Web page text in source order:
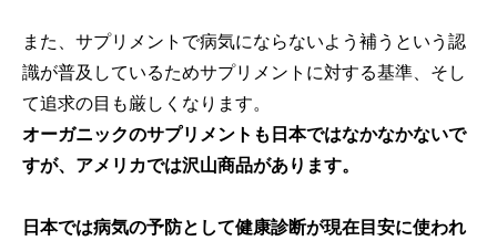
また、サプリメントで病気にならないよう補うという認
識が普及しているためサプリメントに対する基準、そし
て追求の目も厳しくなります。
オーガニックのサプリメントも日本ではなかなかないで
すが、アメリカでは沢山商品があります。
日本では病気の予防として健康診断が現在目安に使われ